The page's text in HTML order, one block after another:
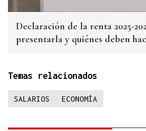
Declaración de la renta 2025-
presentarla y quiénes deben
Temas relacionados
SALARIOS ECONOMÍA